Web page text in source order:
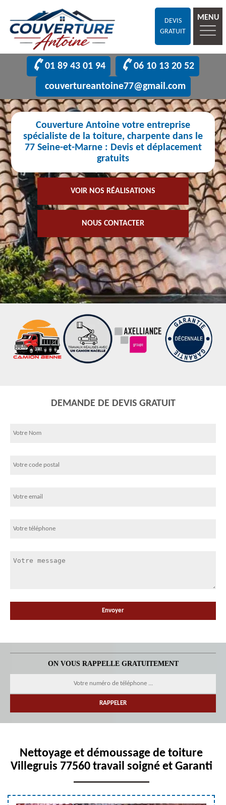
DEVIS
GRATUIT
MENU
01 89 43 01 94
06 10 13 20 52
couvertureantoine77@gmail.com
Couverture Antoine votre entreprise
spécialiste de la toiture, charpente dans le
77 Seine-et-Marne : Devis et déplacement
gratuits
VOIR NOS RÉALISATIONS
NOUS CONTACTER
DEMANDE DE DEVIS GRATUIT
ON VOUS RAPPELLE GRATUITEMENT
Nettoyage et démoussage de toiture
Villegruis 77560 travail soigné et Garanti